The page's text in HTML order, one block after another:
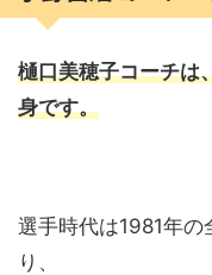
樋口美穂子コーチは
身です。
選手時代は1981年の
り、